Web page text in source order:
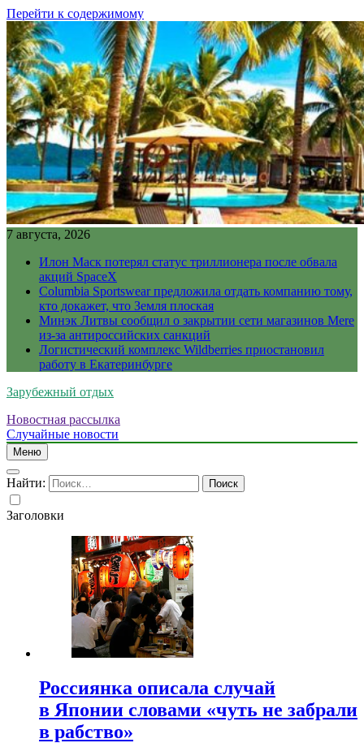
Перейти к содержимому
7 августа, 2026
Илон Маск потерял статус триллионера после обвала
акций SpaceX
Columbia Sportswear предложила отдать компанию тому,
кто докажет, что Земля плоская
Минэк Литвы сообщил о закрытии сети магазинов Mere
из-за антироссийских санкций
Логистический комплекс Wildberries приостановил
работу в Екатеринбурге
Зарубежный отдых
Новостная рассылка
Случайные новости
Меню
Найти:
Заголовки
Россиянка описала случай
в Японии словами «чуть не забрали
в рабство»